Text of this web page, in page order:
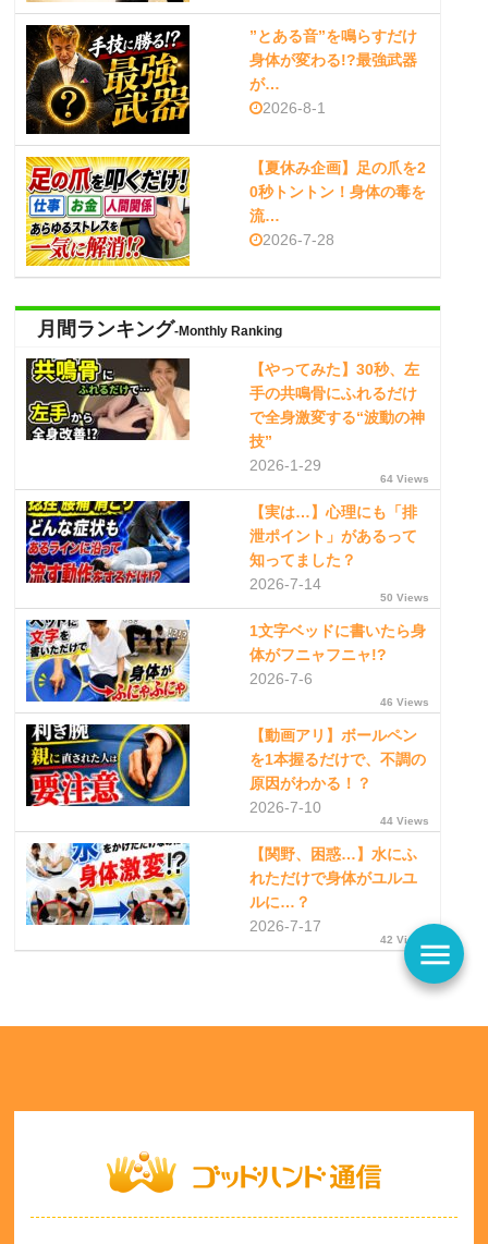
”とある音”を鳴らすだけ
身体が変わる!?最強武器
が…
2026-8-1
【夏休み企画】足の爪を2
0秒トントン！身体の毒を
流…
2026-7-28
月間ランキング-Monthly Ranking
【やってみた】30秒、左
手の共鳴骨にふれるだけ
で全身激変する“波動の神
技”
2026-1-29
64 Views
【実は…】心理にも「排
泄ポイント」があるって
知ってました？
2026-7-14
50 Views
1文字ベッドに書いたら身
体がフニャフニャ!?
2026-7-6
46 Views
【動画アリ】ボールペン
を1本握るだけで、不調の
原因がわかる！？
2026-7-10
44 Views
【関野、困惑…】水にふ
れただけで身体がユルユ
ルに…？
2026-7-17
42 Viewsmenu